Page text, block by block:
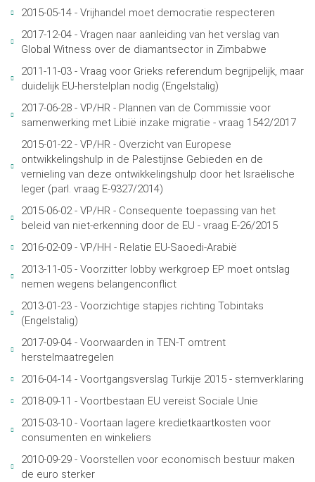
2015-05-14 - Vrijhandel moet democratie respecteren
2017-12-04 - Vragen naar aanleiding van het verslag van
Global Witness over de diamantsector in Zimbabwe
2011-11-03 - Vraag voor Grieks referendum begrijpelijk, maar
duidelijk EU-herstelplan nodig (Engelstalig)
2017-06-28 - VP/HR - Plannen van de Commissie voor
samenwerking met Libië inzake migratie - vraag 1542/2017
2015-01-22 - VP/HR - Overzicht van Europese
ontwikkelingshulp in de Palestijnse Gebieden en de
vernieling van deze ontwikkelingshulp door het Israëlische
leger (parl. vraag E-9327/2014)
2015-06-02 - VP/HR - Consequente toepassing van het
beleid van niet-erkenning door de EU - vraag E-26/2015
2016-02-09 - VP/HH - Relatie EU-Saoedi-Arabië
2013-11-05 - Voorzitter lobby werkgroep EP moet ontslag
nemen wegens belangenconflict
2013-01-23 - Voorzichtige stapjes richting Tobintaks
(Engelstalig)
2017-09-04 - Voorwaarden in TEN-T omtrent
herstelmaatregelen
2016-04-14 - Voortgangsverslag Turkije 2015 - stemverklaring
2018-09-11 - Voortbestaan EU vereist Sociale Unie
2015-03-10 - Voortaan lagere kredietkaartkosten voor
consumenten en winkeliers
2010-09-29 - Voorstellen voor economisch bestuur maken
de euro sterker